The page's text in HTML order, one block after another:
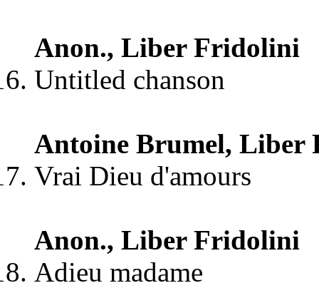
Anon., Liber Fridolini
Untitled chanson
Antoine Brumel, Liber
Vrai Dieu d'amours
Anon., Liber Fridolini
Adieu madame